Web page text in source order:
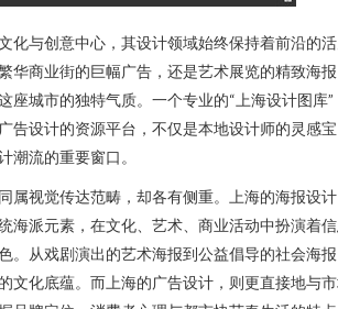
化与创意中心，其设计领域始终保持着前沿的
华商业街的巨幅广告，还是艺术展览的精致海
座城市的独特气质。一个专业的“上海设计图库”
告设计的资源平台，不仅是本地设计师的灵感宝
潮流的重要窗口。
属视觉传达范畴，却各有侧重。上海的海报设
海派元素，在文化、艺术、商业活动中扮演着
。从戏剧演出的艺术海报到公益倡导的社会海
文化底蕴。而上海的广告设计，则更直接地与